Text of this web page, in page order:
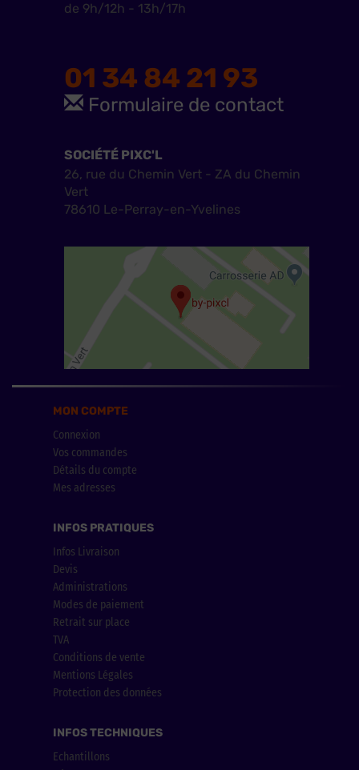
de 9h/12h - 13h/17h
01 34 84 21 93
Formulaire de contact
SOCIÉTÉ PIXC'L
26, rue du Chemin Vert - ZA du Chemin
Vert
78610 Le-Perray-en-Yvelines
MON COMPTE
Connexion
Vos commandes
Détails du compte
Mes adresses
INFOS PRATIQUES
Infos Livraison
Devis
Administrations
Modes de paiement
Retrait sur place
TVA
Conditions de vente
Mentions Légales
Protection des données
INFOS TECHNIQUES
Echantillons